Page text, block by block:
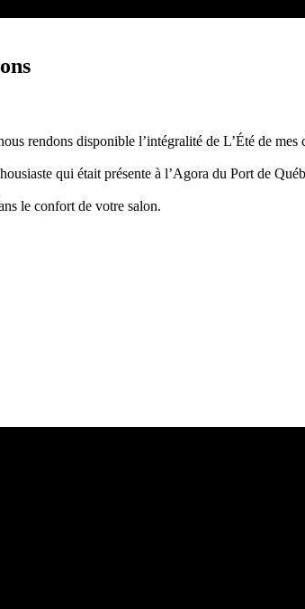
rendons disponible l’intégralité de L’Été de mes
qui était présente à l’Agora du Port de
le confort de votre salon.